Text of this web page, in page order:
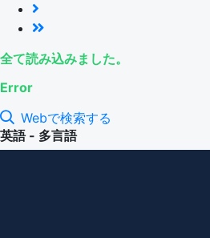
全て読み込みました。
Error
Webで検索する
英語 - 多言語